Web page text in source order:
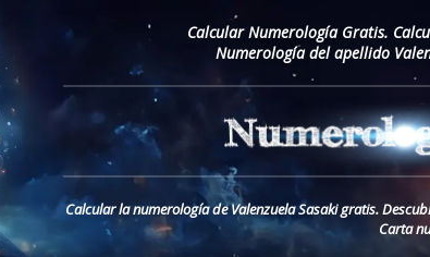
Calcular Numerología Gratis.
Numerología del apellido
Calcular la numerología de Valenzuela Sasaki gratis.
Carta